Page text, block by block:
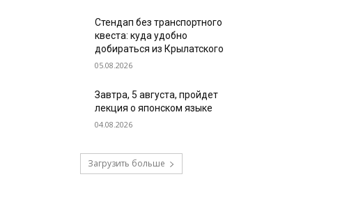
Стендап без транспортного
квеста: куда удобно
добираться из Крылатского
05.08.2026
Завтра, 5 августа, пройдет
лекция о японском языке
04.08.2026
Загрузить больше